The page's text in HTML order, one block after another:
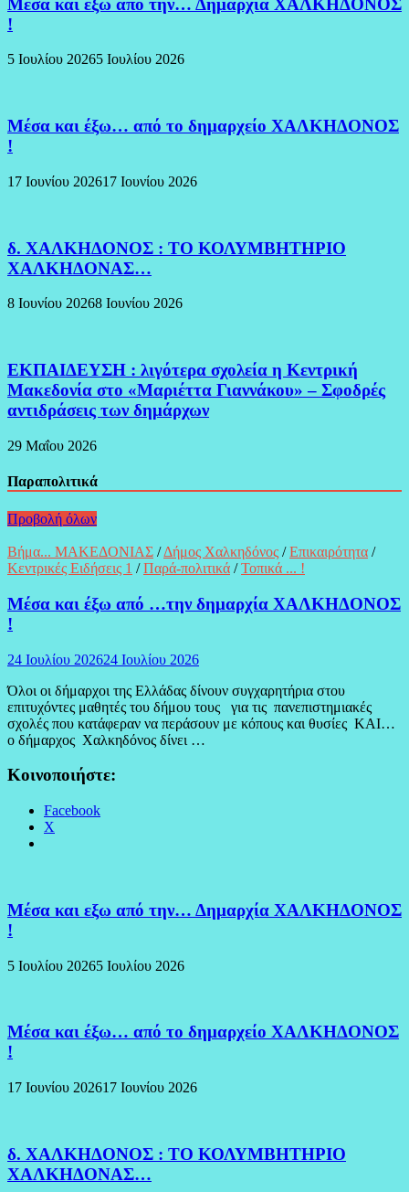
!
5 Ιουλίου 20265 Ιουλίου 2026
Μέσα και έξω… από το δημαρχείο ΧΑΛΚΗΔΟΝΟΣ
!
17 Ιουνίου 202617 Ιουνίου 2026
δ. ΧΑΛΚΗΔΟΝΟΣ : ΤΟ ΚΟΛΥΜΒΗΤΗΡΙΟ
ΧΑΛΚΗΔΟΝΑΣ…
8 Ιουνίου 20268 Ιουνίου 2026
ΕΚΠΑΙΔΕΥΣΗ : λιγότερα σχολεία η Κεντρική
Μακεδονία στο «Μαριέττα Γιαννάκου» – Σφοδρές
αντιδράσεις των δημάρχων
29 Μαΐου 2026
Παραπολιτικά
Προβολή όλων
Βήμα... ΜΑΚΕΔΟΝΙΑΣ /Δήμος Χαλκηδόνος /Επικαιρότητα /
Κεντρικές Ειδήσεις 1 /Παρά-πολιτικά /Τοπικά ... !
Μέσα και έξω από …την δημαρχία ΧΑΛΚΗΔΟΝΟΣ
!
24 Ιουλίου 202624 Ιουλίου 2026
Όλοι οι δήμαρχοι της Ελλάδας δίνουν συγχαρητήρια στου
επιτυχόντες μαθητές του δήμου τους για τις πανεπιστημιακές
σχολές που κατάφεραν να περάσουν με κόπους και θυσίες ΚΑΙ…
ο δήμαρχος Χαλκηδόνος δίνει …
Κοινοποιήστε:
Facebook
X
Μέσα και εξω από την… Δημαρχία ΧΑΛΚΗΔΟΝΟΣ
!
5 Ιουλίου 20265 Ιουλίου 2026
Μέσα και έξω… από το δημαρχείο ΧΑΛΚΗΔΟΝΟΣ
!
17 Ιουνίου 202617 Ιουνίου 2026
δ. ΧΑΛΚΗΔΟΝΟΣ : ΤΟ ΚΟΛΥΜΒΗΤΗΡΙΟ
ΧΑΛΚΗΔΟΝΑΣ…